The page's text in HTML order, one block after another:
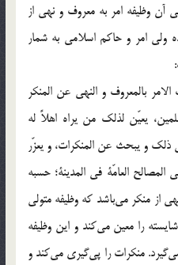
آن وظيفه امر به معروف و نهی از
امر و حاکم اسلامی به شمار
بالمعروف و النهی عن المنکر
يعيّن لذلک من يراه اهلاً له
ذلک و يبحث عن المنکرات، و يعزّر
العامّة فی المدينة؛ حسبه
از منکر می‌باشد که وظيفه متولی
را معين می‌کند و اين وظيفه
منکرات را پی‌گيری می‌کند و